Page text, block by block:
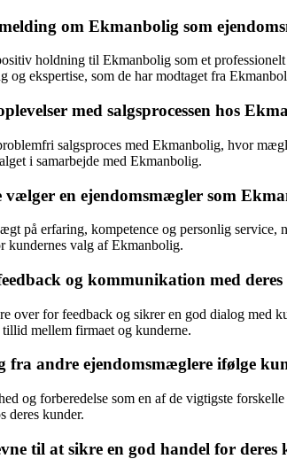
om Ekmanbolig som
holdning til Ekmanbolig som et
ekspertise, som de har modtaget fra
med salgsprocessen hos
salgsproces med Ekmanbolig, hvor
i samarbejde med Ekmanbolig.
en ejendomsmægler som
på erfaring, kompetence og personlig
kundernes valg af Ekmanbolig.
og kommunikation med
over for feedback og sikrer en god dialog med
mellem firmaet og kunderne.
andre ejendomsmæglere ifølge
og forberedelse som en af de vigtigste
deres kunder.
til at sikre en god handel for deres